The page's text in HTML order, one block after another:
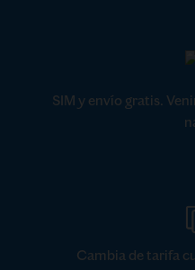
SIM y envío gratis.
Cambia de tarifa